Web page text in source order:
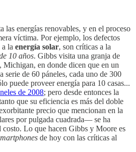
las energías renovables, y en el proceso
víctima. Por ejemplo, los defectos
a la energía solar, son críticas a la
10 años. Gibbs visita una granja de
Michigan, en donde dicen que en un
serie de 60 páneles, cada uno de 300
puede proveer energía para 10 casas...
de 2008; pero desde entonces la
que su eficiencia es más del doble
precio que mencionan en la
por pulgada cuadrada— se ha
Lo que hacen Gibbs y Moore es
de hoy con las críticas al